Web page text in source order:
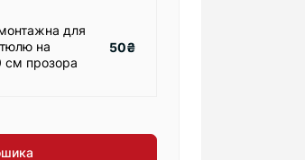
для
на
см прозора
50₴